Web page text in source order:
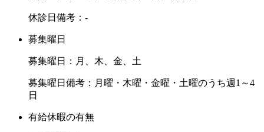
休診日備考：-
募集曜日
募集曜日：月、木、金、土
募集曜日備考：月曜・木曜・金曜・土曜のうち週1～4
日
有給休暇の有無